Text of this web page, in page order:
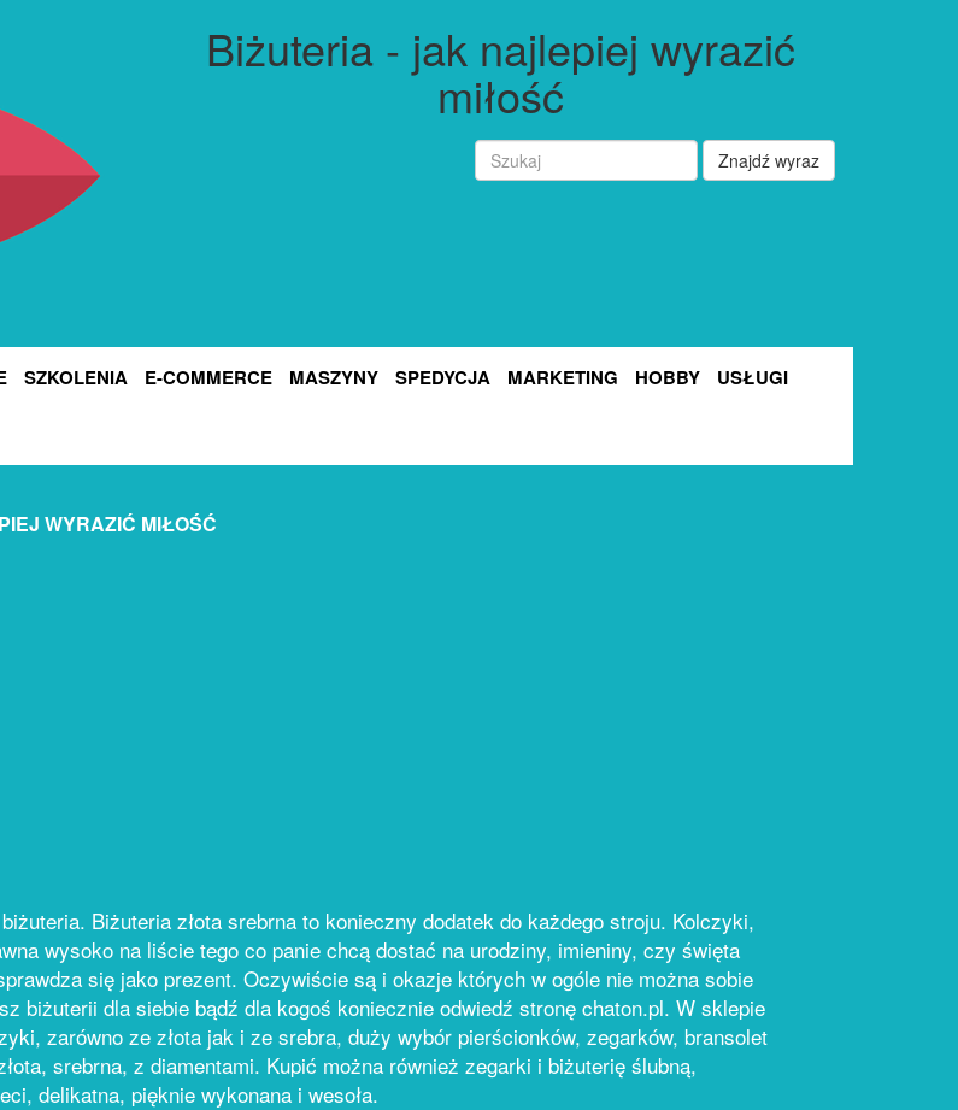
Biżuteria - jak najlepiej wyrazić
miłość
Znajdź wyraz
SZKOLENIA E-COMMERCE MASZYNY SPEDYCJA MARKETING HOBBY USŁUGI
WYRAZIĆ MIŁOŚĆ
Biżuteria złota srebrna to konieczny dodatek do każdego stroju. Kolczyki,
wysoko na liście tego co panie chcą dostać na urodziny, imieniny, czy święta
się jako prezent. Oczywiście są i okazje których w ogóle nie można sobie
biżuterii dla siebie bądź dla kogoś koniecznie odwiedź stronę chaton.pl. W sklepie
zarówno ze złota jak i ze srebra, duży wybór pierścionków, zegarków, bransolet
srebrna, z diamentami. Kupić można również zegarki i biżuterię ślubną,
delikatna, pięknie wykonana i wesoła.